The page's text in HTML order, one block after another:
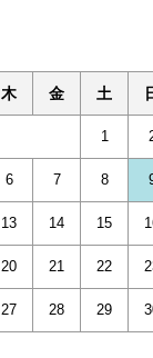
木 金 土
1
6 7 8
13 14 15
20 21 22
27 28 29